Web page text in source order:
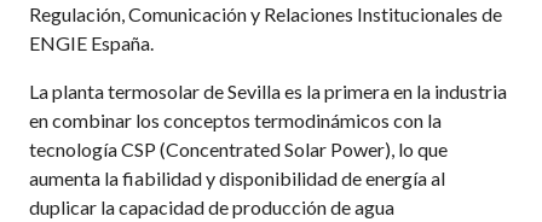
Regulación, Comunicación y Relaciones Institucionales de
ENGIE España.
La planta termosolar de Sevilla es la primera en la industria
en combinar los conceptos termodinámicos con la
tecnología CSP (Concentrated Solar Power), lo que
aumenta la fiabilidad y disponibilidad de energía al
duplicar la capacidad de producción de agua